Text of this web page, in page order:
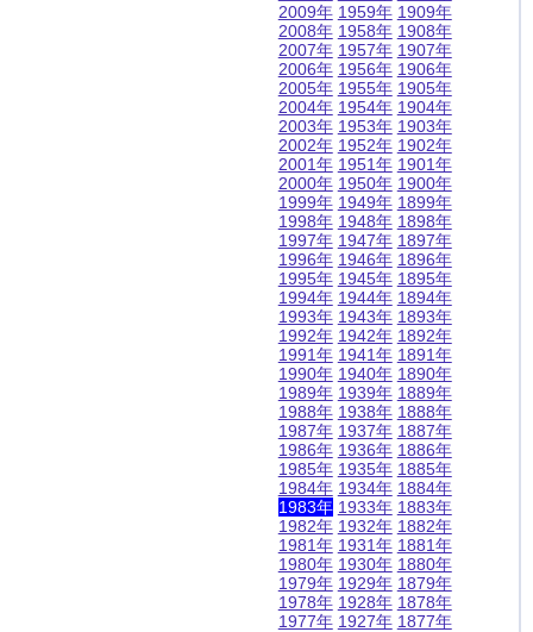
2009年
2008年
2007年
2006年
2005年
2004年
2003年
2002年
2001年
2000年
1999年
1998年
1997年
1996年
1995年
1994年
1993年
1992年
1991年
1990年
1989年
1988年
1987年
1986年
1985年
1984年
1983年
1982年
1981年
1980年
1979年
1978年
1977年
1959年
1958年
1957年
1956年
1955年
1954年
1953年
1952年
1951年
1950年
1949年
1948年
1947年
1946年
1945年
1944年
1943年
1942年
1941年
1940年
1939年
1938年
1937年
1936年
1935年
1934年
1933年
1932年
1931年
1930年
1929年
1928年
1927年
1909年
1908年
1907年
1906年
1905年
1904年
1903年
1902年
1901年
1900年
1899年
1898年
1897年
1896年
1895年
1894年
1893年
1892年
1891年
1890年
1889年
1888年
1887年
1886年
1885年
1884年
1883年
1882年
1881年
1880年
1879年
1878年
1877年